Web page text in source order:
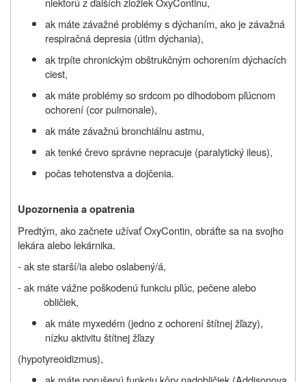
ak máte závažné problémy s dýchaním, ako je závažná
respiračná depresia (útlm dýchania),
aktrpítechronickým obštrukčným ochorením dýchacích
ciest,
ak máte problémy so srdcom po dlhodobom pľúcnom
ochorení (cor pulmonale),
ak mátezávažnú bronchiálnu astmu,
aktenké črevo správne nepracuje (paralytický ileus),
počas tehotenstva a dojčenia.
Upozornenia a opatrenia
Predtým, ako začnete užívaťOxyContin, obráťte sa na svojho
lekára alebo lekárnika.
- ak ste starší/ia alebo oslabený/á,
- ak máte vážne poškodenú funkciu pľúc, pečene alebo
obličiek,
ak máte myxedém (jedno z ochorení štítnej žľazy),
nízku aktivitu štítnej žľazy
(hypotyreoidizmus),